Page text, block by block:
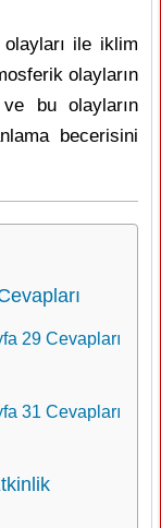
ile iklim
olayların
bu olayların
becerisini
29 Cevapları
31 Cevapları